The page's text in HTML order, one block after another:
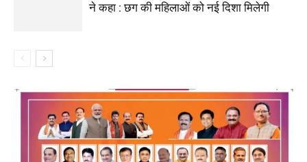
ने कहा : छग की महिलाओं को नई दिशा मिलेगी